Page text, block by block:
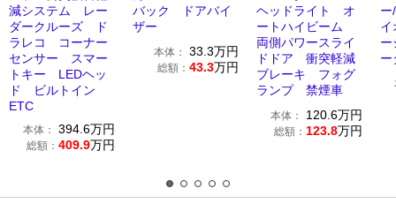
減システム レー
ダークルーズ ド
ラレコ コーナー
センサー スマー
トキー LEDヘッ
ド ビルトイン
ETC
本体： 394.6万円
総額： 409.9万円
バック ドアバイ
ザー
本体： 33.3万円
総額： 43.3万円
ヘッドライト オ
ートハイビーム
両側パワースライ
ドドア 衝突軽減
ブレーキ フォグ
ランプ 禁煙車
本体： 120.6万円
総額： 123.8万円
ー
イ
ー
ー